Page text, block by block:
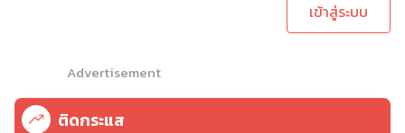
เข้าสู่ระบบ
Advertisement
ติดกระแส